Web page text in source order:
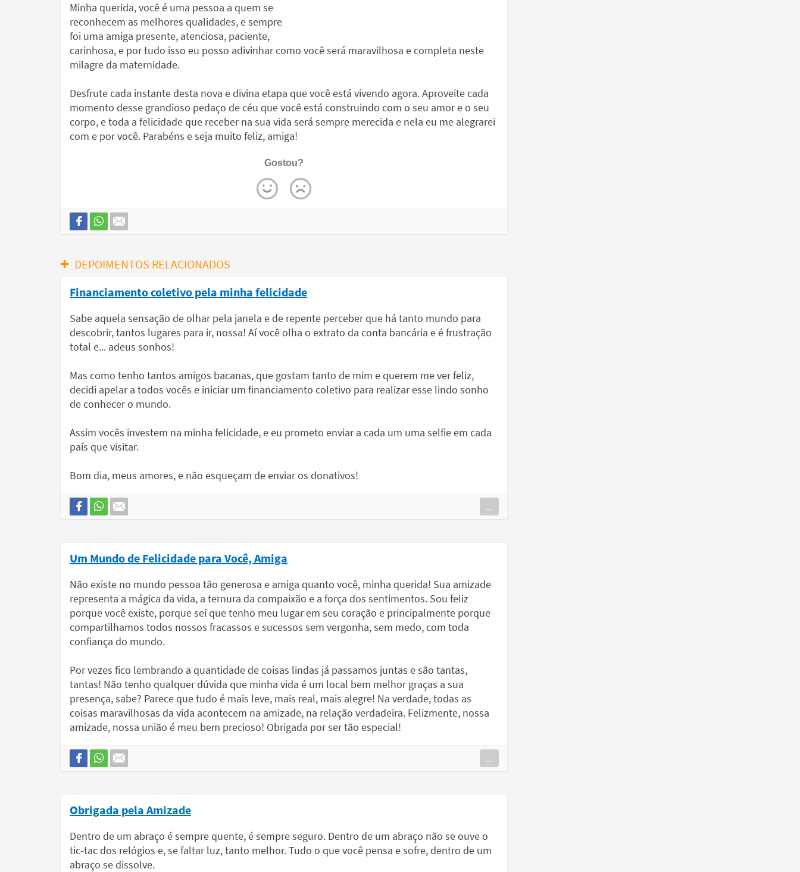
Minha querida, você é uma pessoa a quem se
reconhecem as melhores qualidades, e sempre
foi uma amiga presente, atenciosa, paciente,
carinhosa, e por tudo isso eu posso adivinhar como você será maravilhosa e completa neste
milagre da maternidade.
Desfrute cada instante desta nova e divina etapa que você está vivendo agora. Aproveite cada
momento desse grandioso pedaço de céu que você está construindo com o seu amor e o seu
corpo, e toda a felicidade que receber na sua vida será sempre merecida e nela eu me alegrarei
com e por você. Parabéns e seja muito feliz, amiga!
Gostou?
DEPOIMENTOS RELACIONADOS
Financiamento coletivo pela minha felicidade
Sabe aquela sensação de olhar pela janela e de repente perceber que há tanto mundo para
descobrir, tantos lugares para ir, nossa! Aí você olha o extrato da conta bancária e é frustração
total e... adeus sonhos!
Mas como tenho tantos amigos bacanas, que gostam tanto de mim e querem me ver feliz,
decidi apelar a todos vocês e iniciar um financiamento coletivo para realizar esse lindo sonho
de conhecer o mundo.
Assim vocês investem na minha felicidade, e eu prometo enviar a cada um uma selfie em cada
país que visitar.
Bom dia, meus amores, e não esqueçam de enviar os donativos!
...
Um Mundo de Felicidade para Você, Amiga
Não existe no mundo pessoa tão generosa e amiga quanto você, minha querida! Sua amizade
representa a mágica da vida, a ternura da compaixão e a força dos sentimentos. Sou feliz
porque você existe, porque sei que tenho meu lugar em seu coração e principalmente porque
compartilhamos todos nossos fracassos e sucessos sem vergonha, sem medo, com toda
confiança do mundo.
Por vezes fico lembrando a quantidade de coisas lindas já passamos juntas e são tantas,
tantas! Não tenho qualquer dúvida que minha vida é um local bem melhor graças a sua
presença, sabe? Parece que tudo é mais leve, mais real, mais alegre! Na verdade, todas as
coisas maravilhosas da vida acontecem na amizade, na relação verdadeira. Felizmente, nossa
amizade, nossa união é meu bem precioso! Obrigada por ser tão especial!
...
Obrigada pela Amizade
Dentro de um abraço é sempre quente, é sempre seguro. Dentro de um abraço não se ouve o
tic-tac dos relógios e, se faltar luz, tanto melhor. Tudo o que você pensa e sofre, dentro de um
abraço se dissolve.